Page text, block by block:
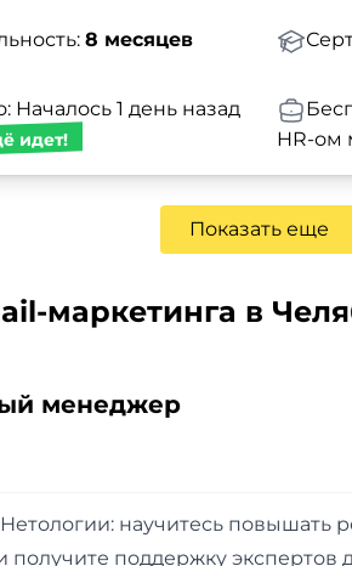
8 месяцев
Началось 1 день назад
идет!
HR-ом
Показать еще
маркетинга в
менеджер
научитесь повышать
поддержку экспертов